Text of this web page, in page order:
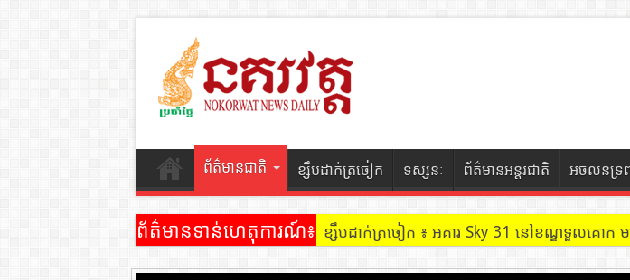
ព័ត៌មានជាតិ ខ្សឹបដាក់ត្រចៀក ទស្សនៈ ព័ត៌មានអន្តរជាតិ អចលនទ្រ
ព័ត៌មានទាន់ហេតុការណ៍៖ ខ្សឹបដាក់ត្រចៀក ៖ អគារ Sky 31 នៅខណ្ឌទួលគោក